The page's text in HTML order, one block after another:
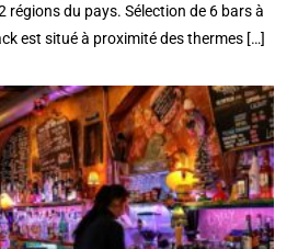
régions du pays. Sélection de 6 bars à
est situé à proximité des thermes […]